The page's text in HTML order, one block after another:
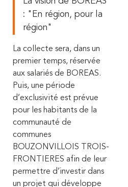
: "En région, pour la
région"
La collecte sera, dans un
premier temps, réservée
aux salariés de BOREAS.
Puis, une période
d’exclusivité est prévue
pour les habitants de la
communauté de
communes
BOUZONVILLOIS TROIS-
FRONTIERES afin de leur
permettre d’investir dans
un projet qui développe